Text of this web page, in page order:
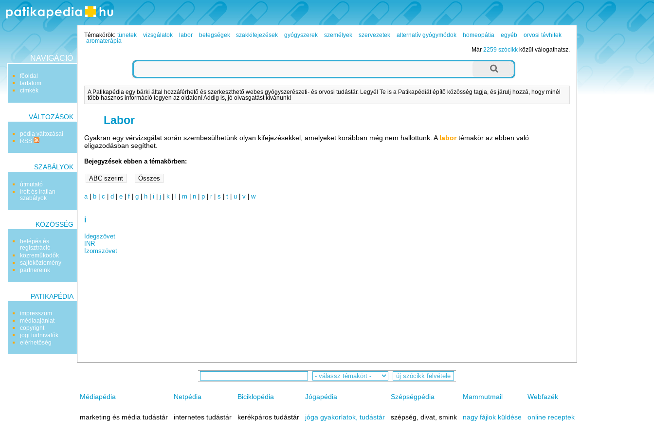
NAVIGÁCIÓ
főoldal
tartalom
címkék
VÁLTOZÁSOK
pédia változásai
RSS
SZABÁLYOK
útmutató
írott és íratlan
szabályok
KÖZÖSSÉG
belépés és
regisztráció
közreműködők
sajtóközlemény
partnereink
PATIKAPÉDIA
impresszum
médiaajánlat
copyright
jogi tudnivalók
elérhetőség
Témakörök: tünetek vizsgálatok labor betegségek szakkifejezések gyógyszerek személyek szervezetek alternatív gyógymódok homeopátia egyéb
orvosi tévhitek
aromaterápia
Már 2259 szócikkközül válogathatsz.
A Patikapédia egy bárki által hozzáférhető és szerkeszthető webes gyógyszerészeti- és orvosi tudástár. Legyél Te is a Patikapédiát építő közösség tagja, és járulj hozzá, hogy minél
több hasznos információ legyen az oldalon! Addig is, jó olvasgatást kívánunk!
Labor
Gyakran egy vérvizsgálat során szembesülhetünk olyan kifejezésekkel, amelyeket korábban még nem hallottunk. A labortémakör az ebben való
eligazodásban segíthet.
Bejegyzések ebben a témakörben:
a |b |c |d |e |f |g |h |i |j |k |l |m |n |p |r|s |t |u |v |w
i
Idegszövet
INR
Izomszövet
Médiapédia Netpédia Biciklopédia Jógapédia Szépségpédia Mammutmail Webfazék
marketing és média tudástár internetes tudástár kerékpáros tudástár jóga gyakorlatok, tudástár szépség, divat, smink nagy fájlok küldése online receptek